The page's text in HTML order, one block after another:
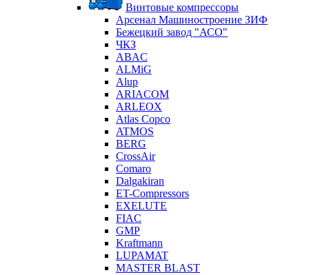
Винтовые компрессоры
Арсенал Машиностроение ЗИФ
Бежецкий завод "АСО"
ЧКЗ
ABAC
ALMiG
Alup
ARIACOM
ARLEOX
Atlas Copco
ATMOS
BERG
CrossAir
Comaro
Dalgakiran
ET-Compressors
EXELUTE
FIAC
GMP
Kraftmann
LUPAMAT
MASTER BLAST